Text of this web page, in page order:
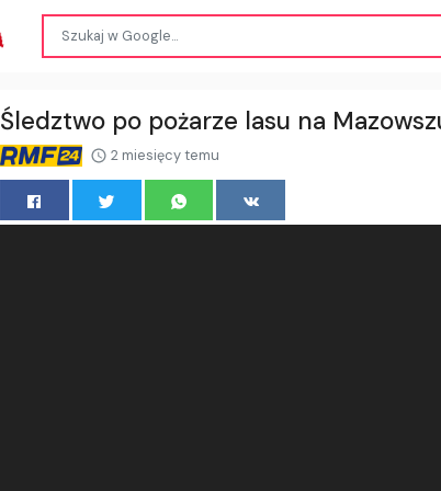
Śledztwo po pożarze lasu na
2 miesięcy temu